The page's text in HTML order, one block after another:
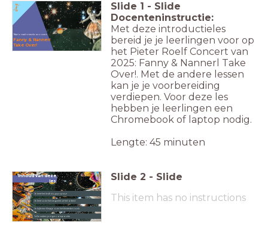
Nationaal meedoeconcert
Fanny & Nannerl
Take Over!
Slide 1 - Slide
Docenteninstructie:
Met deze introductieles
bereid je je leerlingen voor op
het Pieter Roelf Concert van
2025: Fanny & Nannerl Take
Over!. Met de andere lessen
kan je je voorbereiding
verdiepen. Voor deze les
hebben je leerlingen een
Chromebook of laptop nodig.
Lengte: 45 minuten
Inhoud van deze
les
Je leert het liedWe gaan op tour!
Je leert over het slagwerk uit het orkest
Jullie maken je eigen compositie
Je kijkt een filmpje over het theaterbezoek
1
2
3
4
Slide 2 - Slide
This item has no instructions